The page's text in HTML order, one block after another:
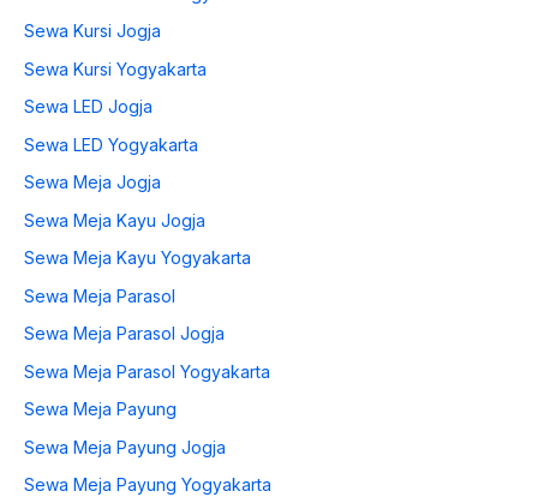
Sewa Kursi Jogja
Sewa Kursi Yogyakarta
Sewa LED Jogja
Sewa LED Yogyakarta
Sewa Meja Jogja
Sewa Meja Kayu Jogja
Sewa Meja Kayu Yogyakarta
Sewa Meja Parasol
Sewa Meja Parasol Jogja
Sewa Meja Parasol Yogyakarta
Sewa Meja Payung
Sewa Meja Payung Jogja
Sewa Meja Payung Yogyakarta